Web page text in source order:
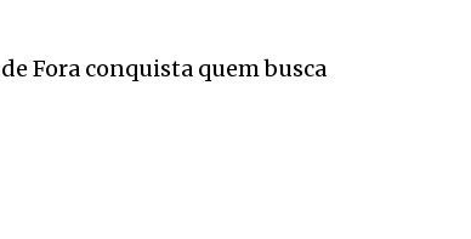
Fora conquista quem busca